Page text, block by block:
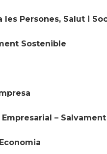
les Persones, Salut i
Sostenible
– Salvament